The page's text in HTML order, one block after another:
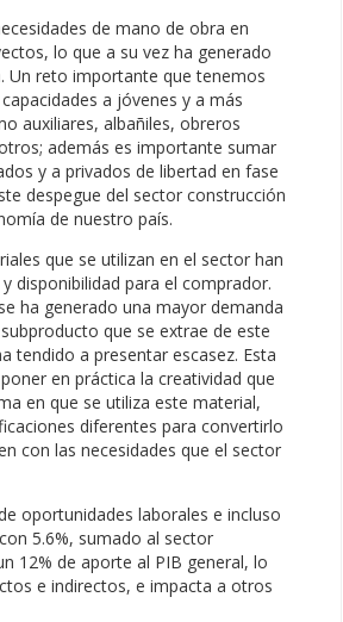
de mano de obra en
lo que a su vez ha generado
Un reto importante que tenemos
a jóvenes y a más
auxiliares, albañiles, obreros
además es importante sumar
y a privados de libertad en fase
despegue del sector construcción
de nuestro país.
que se utilizan en el sector han
disponibilidad para el comprador.
ha generado una mayor demanda
que se extrae de este
tendido a presentar escasez. Esta
en práctica la creatividad que
en que se utiliza este material,
diferentes para convertirlo
con las necesidades que el sector
oportunidades laborales e incluso
5.6%, sumado al sector
12% de aporte al PIB general, lo
e indirectos, e impacta a otros